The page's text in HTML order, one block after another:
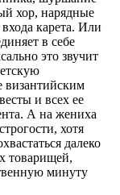
хор, нарядные
карета. Или
в себе
это звучит
византийским
и всех ее
А на жениха
хотя
далеко
товарищей,
минуту